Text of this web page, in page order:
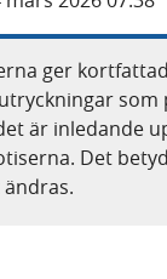
ger
som
är inledande
Det